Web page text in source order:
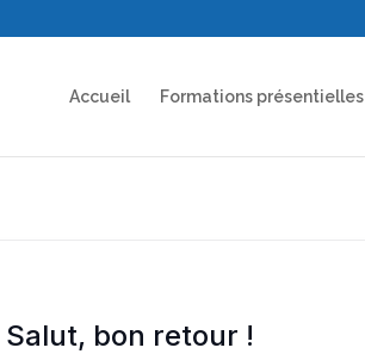
Accueil Formations présentielles
Salut, bon retour !